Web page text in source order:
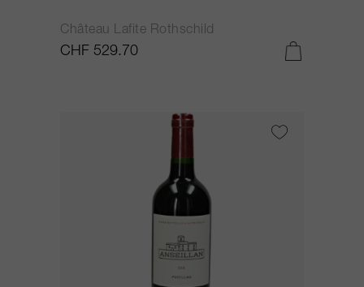
Château Lafite Rothschild
CHF 529.70